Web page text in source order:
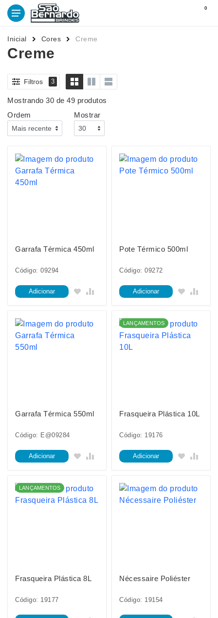
0
Inicial Cores Creme
Creme
Filtros 3
Mostrando 30 de 49 produtos
Ordem
Mostrar
Garrafa Térmica 450ml
Código: 09294
Adicionar
Pote Térmico 500ml
Código: 09272
Adicionar
Garrafa Térmica 550ml
Código: E@09284
Adicionar
LANÇAMENTOS
Frasqueira Plástica 10L
Código: 19176
Adicionar
LANÇAMENTOS
Frasqueira Plástica 8L
Código: 19177
Nécessaire Poliéster
Código: 19154